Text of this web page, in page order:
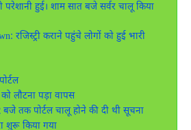
परेशानी हुई। शाम सात बजे सर्वर चालू किया
रजिस्ट्री कराने पहुंचे लोगों को हुई भारी
को लौटना पड़ा वापस
तक पोर्टल चालू होने की दी थी सूचना
शुरू किया गया